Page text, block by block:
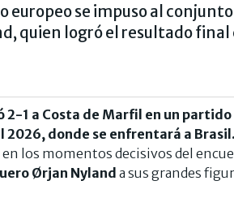
europeo se impuso al
quien logró el resultado
1 a Costa de Marfil en un
2026, donde se enfrentará a Brasil.
los momentos decisivos del
Ørjan Nyland a sus grandes